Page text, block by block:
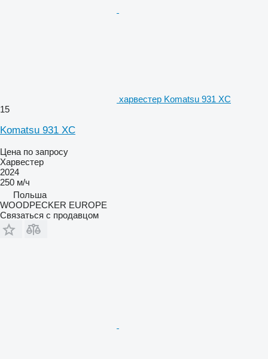
харвестер Komatsu 931 XC
15
Komatsu 931 XC
Цена по запросу
Харвестер
2024
250 м/ч
Польша
WOODPECKER EUROPE
Связаться с продавцом